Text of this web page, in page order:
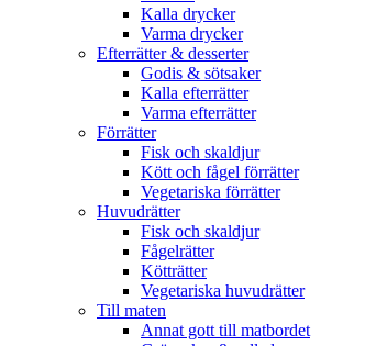
Kalla drycker
Varma drycker
Efterrätter & desserter
Godis & sötsaker
Kalla efterrätter
Varma efterrätter
Förrätter
Fisk och skaldjur
Kött och fågel förrätter
Vegetariska förrätter
Huvudrätter
Fisk och skaldjur
Fågelrätter
Kötträtter
Vegetariska huvudrätter
Till maten
Annat gott till matbordet